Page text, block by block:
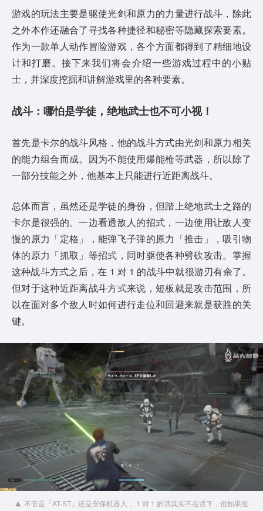
游戏的玩法主要是驱使光剑和原力的力量进行战斗，除此
之外本作还融合了寻找各种捷径和秘密等隐藏探索要素。
作为一款单人动作冒险游戏，各个方面都得到了精细地设
计和打磨。接下来我们将会介绍一些游戏过程中的小贴
士，并深度挖掘和讲解游戏里的各种要素。
战斗：哪怕是学徒，绝地武士也不可小视！
首先是卡尔的战斗风格，他的战斗方式由光剑和原力相关
的能力组合而成。因为不能使用爆能枪等武器，所以除了
一部分技能之外，他基本上只能进行近距离战斗。
总体而言，虽然还是学徒的身份，但踏上绝地武士之路的
卡尔是很强的。一边看透敌人的招式，一边使用让敌人变
慢的原力「定格」，能弹飞子弹的原力「推击」，吸引物
体的原力「抓取」等招式，同时驱使各种劈砍攻击。掌握
这种战斗方式之后，在 1 对 1 的战斗中就很游刃有余了。
但对于这种近距离战斗方式来说，短板就是攻击范围，所
以在面对多个敌人时如何进行走位和回避来就是获胜的关
键。
不管是「AT-ST」还是安保机器人， 1 对 1 的话其实不在话下，但如果组